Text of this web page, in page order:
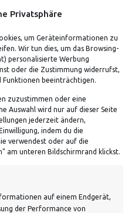
Privatsphäre
um Geräteinformationen zu
Wir tun dies, um das Browsing-
personalisierte Werbung
oder die Zustimmung widerrufst,
Funktionen beeinträchtigen.
zuzustimmen oder eine
Auswahl wird nur auf dieser Seite
jederzeit ändern,
indem du die
verwendest oder auf die
am unteren Bildschirmrand klickst.
auf einem Endgerät,
der Performance von
bis 18:00 Uhr